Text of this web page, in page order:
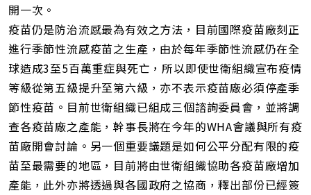
開一次。
疫苗仍是防治流感最為有效之方法，目前國際疫苗廠刻正
進行季節性流感疫苗之生產，由於每年季節性流感仍在全
球造成3至5百萬重症與死亡，所以即使世衛組織宣布疫情
等級從第五級提升至第六級，亦不表示疫苗廠必須停產季
節性疫苗。目前世衛組織已組成三個諮詢委員會，並將調
查各疫苗廠之產能，幹事長將在今年的WHA會議與所有疫
苗廠開會討論。另一個重要議題是如何公平分配有限的疫
苗至最需要的地區，目前將由世衛組織協助各疫苗廠增加
產能，此外亦將透過與各國政府之協商，釋出部份已經簽